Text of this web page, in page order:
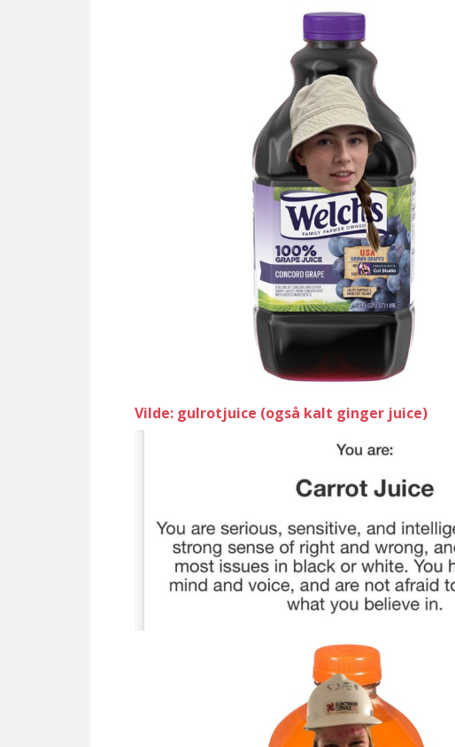
Vilde: gulrotjuice (også kalt ginger juice)